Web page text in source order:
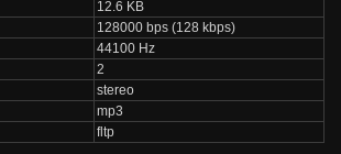
12.6 KB
128000 bps (128 kbps)
44100 Hz
2
stereo
mp3
fltp